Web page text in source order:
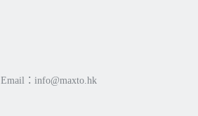
Email： info@maxto.hk